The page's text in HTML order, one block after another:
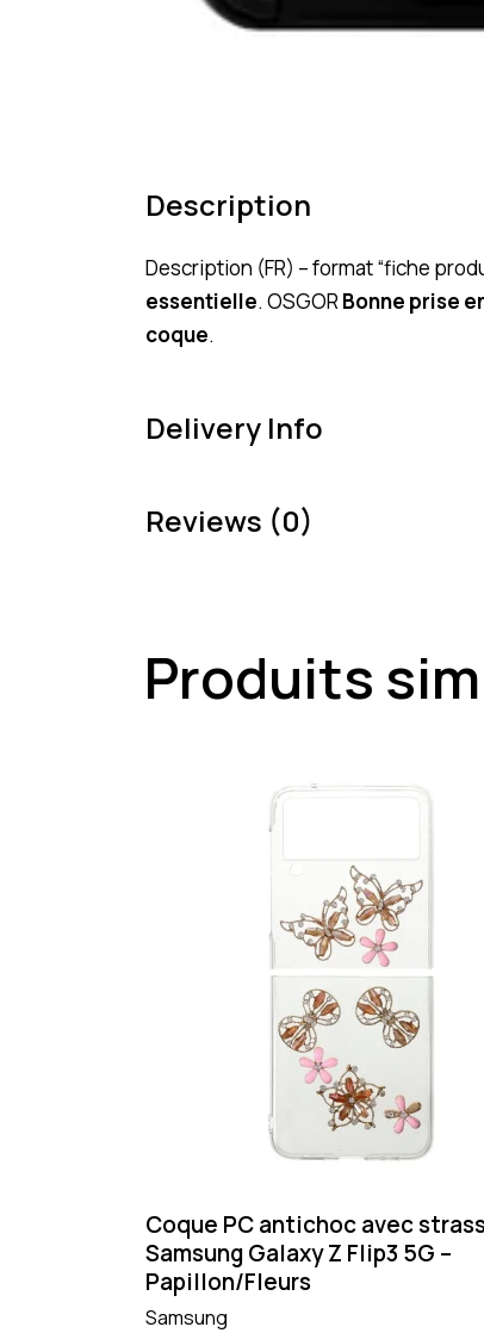
Description
Description (FR) – format “fiche
essentielle. OSGORBonne prise
coque.
Delivery Info
Reviews (0)
Produits
Coque PC antichoc avec
Samsung Galaxy Z Flip3 5G –
Papillon/Fleurs
Samsung